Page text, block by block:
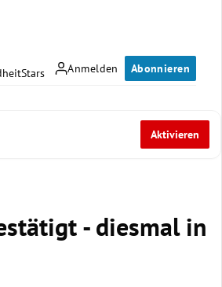
Anmelden Abonnieren
Stars
Aktivieren
- diesmal in